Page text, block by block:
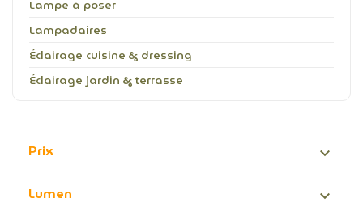
Lampe à poser
Lampadaires
Éclairage cuisine & dressing
Éclairage jardin & terrasse
Prix 
Lumen 